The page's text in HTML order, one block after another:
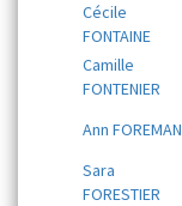
Cécile
FONTAINE
Camille
FONTENIER
Ann FOREMAN
Sara
FORESTIER